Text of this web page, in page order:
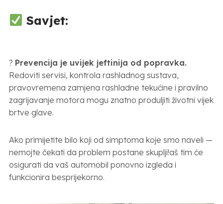
Savjet:
? Prevencija je uvijek jeftinija od popravka.
Redoviti servisi, kontrola rashladnog sustava,
pravovremena zamjena rashladne tekućine i pravilno
zagrijavanje motora mogu znatno produljiti životni vijek
brtve glave.
Ako primijetite bilo koji od simptoma koje smo naveli —
nemojte čekati da problem postane skuplji!aš tim će
osigurati da vaš automobil ponovno izgleda i
funkcionira besprijekorno.